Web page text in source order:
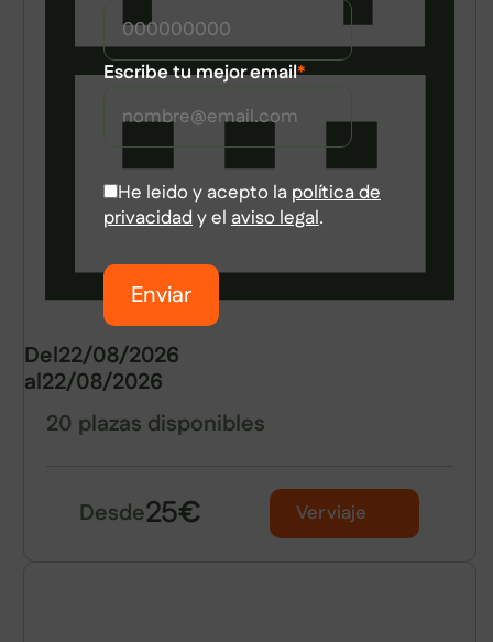
Del22/08/2026
al22/08/2026
20 plazas disponibles
Desde25€ Ver viaje
Escribe tu mejor email*
He leido y acepto la política de
privacidady el aviso legal.
Enviar